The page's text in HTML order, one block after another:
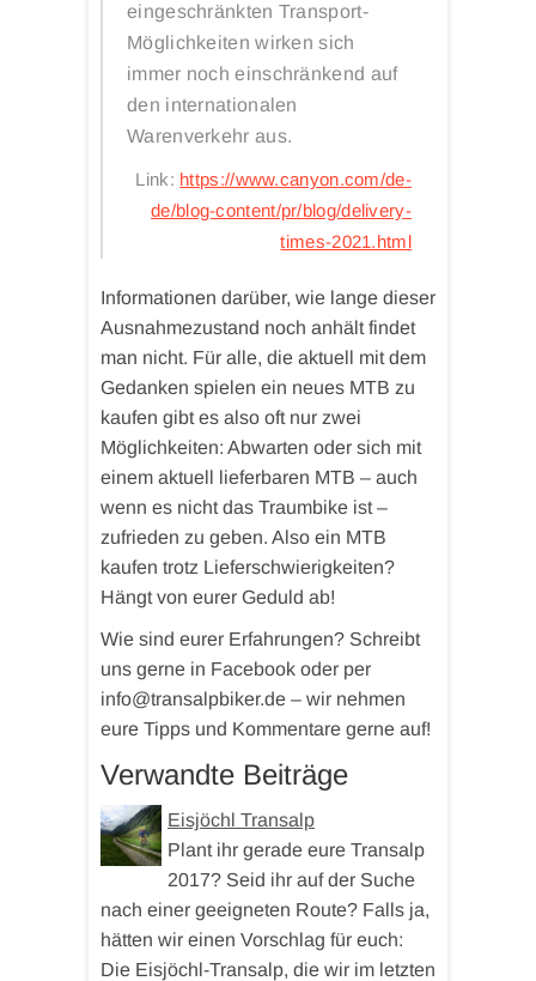
eingeschränkten Transport-
Möglichkeiten wirken sich
immer noch einschränkend auf
den internationalen
Warenverkehr aus.
Link: https://www.canyon.com/de-
de/blog-content/pr/blog/delivery-
times-2021.html
Informationen darüber, wie lange dieser
Ausnahmezustand noch anhält findet
man nicht. Für alle, die aktuell mit dem
Gedanken spielen ein neues MTB zu
kaufen gibt es also oft nur zwei
Möglichkeiten: Abwarten oder sich mit
einem aktuell lieferbaren MTB – auch
wenn es nicht das Traumbike ist –
zufrieden zu geben. Also ein MTB
kaufen trotz Lieferschwierigkeiten?
Hängt von eurer Geduld ab!
Wie sind eurer Erfahrungen? Schreibt
uns gerne in Facebook oder per
info@transalpbiker.de – wir nehmen
eure Tipps und Kommentare gerne auf!
Verwandte Beiträge
Eisjöchl Transalp
Plant ihr gerade eure Transalp
2017? Seid ihr auf der Suche
nach einer geeigneten Route? Falls ja,
hätten wir einen Vorschlag für euch:
Die Eisjöchl-Transalp, die wir im letzten